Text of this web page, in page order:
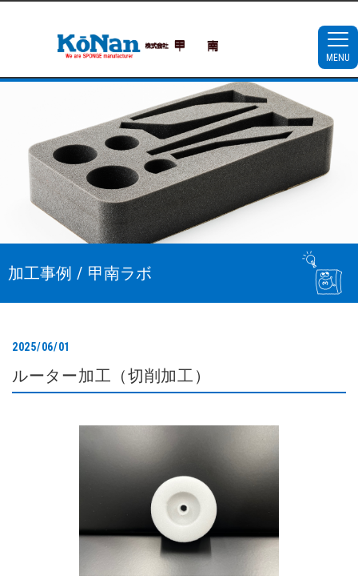
MENU
加工事例 / 甲南ラボ
2025/06/01
ルーター加工（切削加工）